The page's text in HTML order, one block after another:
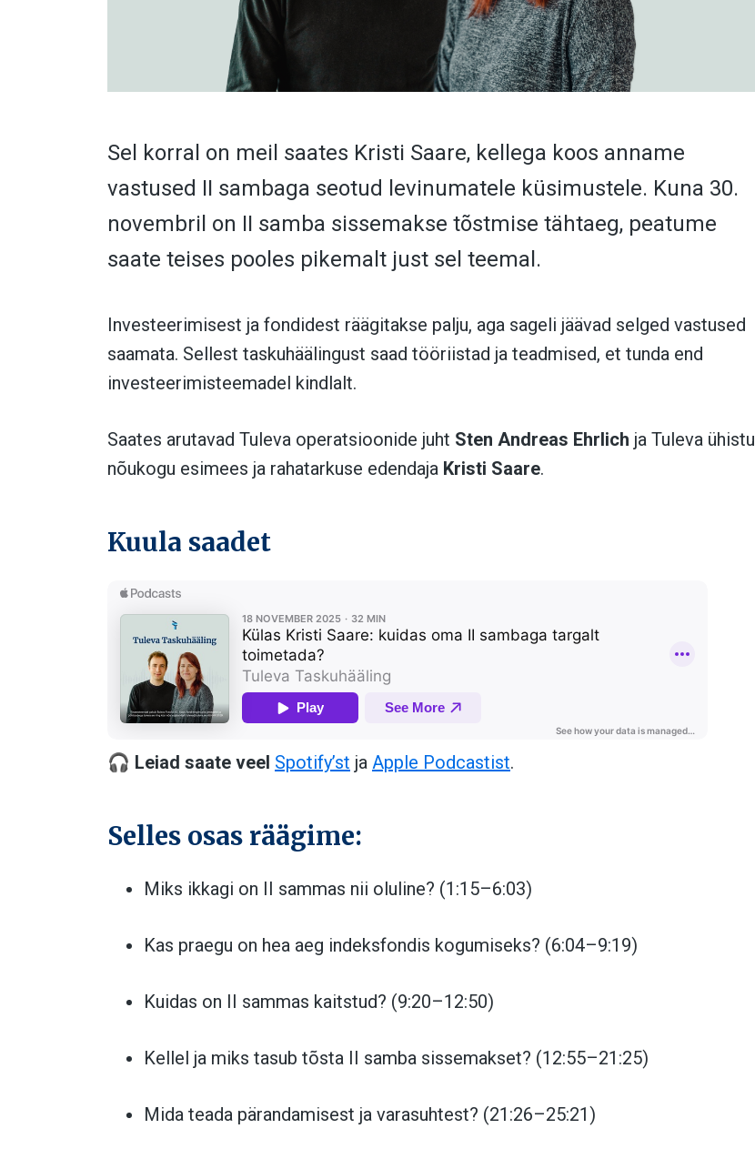
Sel korral on meil saates Kristi Saare, kellega koos anname
vastused II sambaga seotud levinumatele küsimustele. Kuna 30.
novembril on II samba sissemakse tõstmise tähtaeg, peatume
saate teises pooles pikemalt just sel teemal.
Investeerimisest ja fondidest räägitakse palju, aga sageli jäävad selged vastused
saamata. Sellest taskuhäälingust saad tööriistad ja teadmised, et tunda end
investeerimisteemadel kindlalt.
Saates arutavad Tuleva operatsioonide juht Sten Andreas Ehrlich ja Tuleva ühistu
nõukogu esimees ja rahatarkuse edendaja Kristi Saare.
Kuula saadet
🎧 Leiad saate veel Spotify’st ja Apple Podcastist.
Selles osas räägime:
Miks ikkagi on II sammas nii oluline? (1:15–6:03)
Kas praegu on hea aeg indeksfondis kogumiseks? (6:04–9:19)
Kuidas on II sammas kaitstud? (9:20–12:50)
Kellel ja miks tasub tõsta II samba sissemakset? (12:55–21:25)
Mida teada pärandamisest ja varasuhtest? (21:26–25:21)